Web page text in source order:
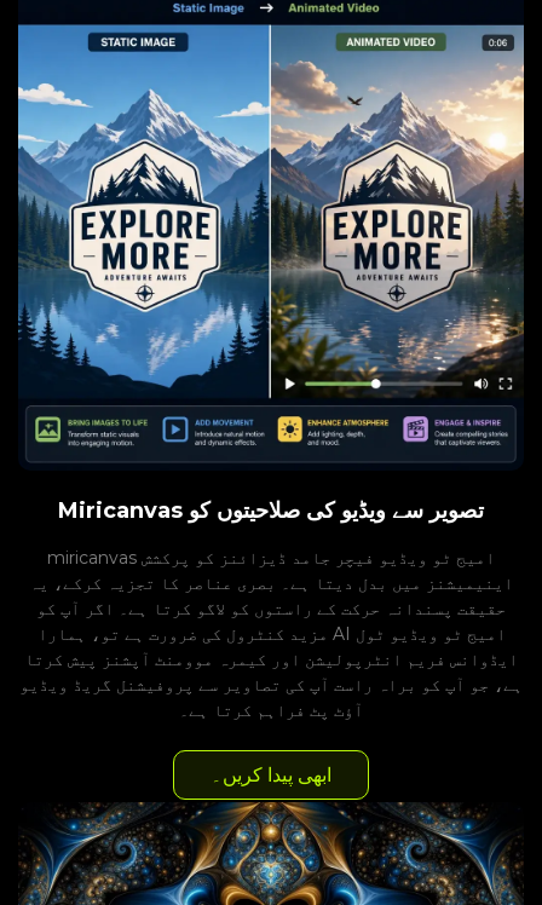
Miricanvas تصویر سے ویڈیو کی صلاحیتوں کو
miricanvas امیج ٹو ویڈیو فیچر جامد ڈیزائنز کو پرکشش
اینیمیشنز میں بدل دیتا ہے۔ بصری عناصر کا تجزیہ کرکے، یہ
حقیقت پسندانہ حرکت کے راستوں کو لاگو کرتا ہے۔ اگر آپ کو
مزید کنٹرول کی ضرورت ہے تو، ہمارا AI امیج ٹو ویڈیو ٹول
ایڈوانس فریم انٹرپولیشن اور کیمرہ موومنٹ آپشنز پیش کرتا
ہے، جو آپ کو براہ راست آپ کی تصاویر سے پروفیشنل گریڈ ویڈیو
آؤٹ پٹ فراہم کرتا ہے۔
ابھی پیدا کریں۔